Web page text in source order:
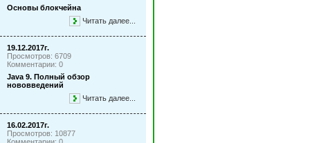
Основы блокчейна
Читать далее...
19.12.2017г.
Просмотров: 6709
Комментарии: 0
Java 9. Полный обзор
нововведений
Читать далее...
16.02.2017г.
Просмотров: 10877